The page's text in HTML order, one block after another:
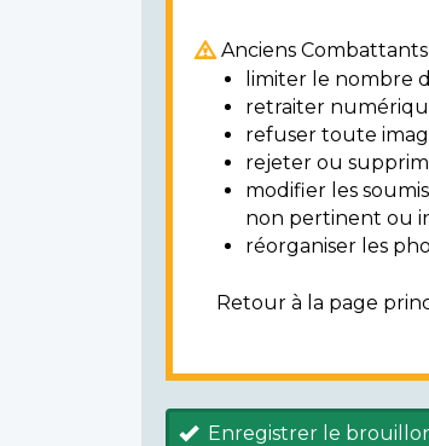
Anciens
limiter le nombre
retraiter
refuser toute
rejeter ou
modifier les
non pertinent ou
réorganiser les
Retour à la page
Enregistrer le